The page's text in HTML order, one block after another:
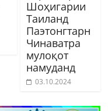
Шоҳигарии
Таиланд
Паэтонгтарн
Чинаватра
мулоқот
намуданд
03.10.2024